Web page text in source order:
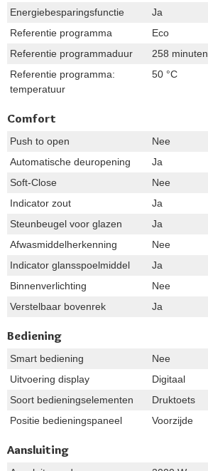
Energiebesparingsfunctie
Ja
Referentie programma
Eco
Referentie programmaduur
258 minuten
Referentie programma:
temperatuur
50 °C
Comfort
Push to open
Nee
Automatische deuropening
Ja
Soft-Close
Nee
Indicator zout
Ja
Steunbeugel voor glazen
Ja
Afwasmiddelherkenning
Nee
Indicator glansspoelmiddel
Ja
Binnenverlichting
Nee
Verstelbaar bovenrek
Ja
Bediening
Smart bediening
Nee
Uitvoering display
Digitaal
Soort bedieningselementen
Druktoets
Positie bedieningspaneel
Voorzijde
Aansluiting